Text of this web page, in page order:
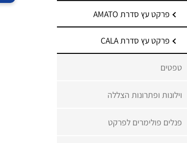
פרקט עץ סדרת AMATO
פרקט עץ סדרת CALA
טפטים
וילונות ופתרונות הצללה
פנלים פולימרים לפרקט